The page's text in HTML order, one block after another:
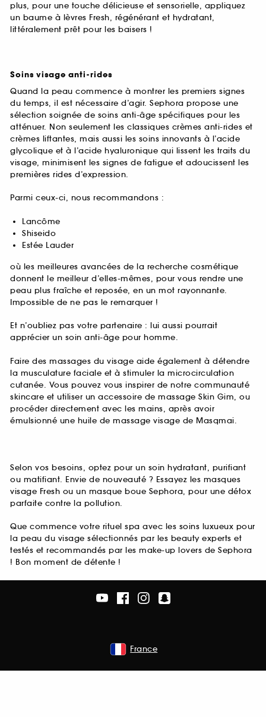
plus, pour une touche délicieuse et sensorielle, appliquez
un baume à lèvres Fresh, régénérant et hydratant,
littéralement prêt pour les baisers !
Soins visage anti-rides
Quand la peau commence à montrer les premiers signes
du temps, il est nécessaire d’agir. Sephora propose une
sélection soignée de soins anti-âge spécifiques pour les
atténuer. Non seulement les classiques crèmes anti-rides et
crèmes liftantes, mais aussi les soins innovants à l’acide
glycolique et à l’acide hyaluronique qui lissent les traits du
visage, minimisent les signes de fatigue et adoucissent les
premières rides d’expression.
Parmi ceux-ci, nous recommandons :
Lancôme
Shiseido
Estée Lauder
où les meilleures avancées de la recherche cosmétique
donnent le meilleur d’elles-mêmes, pour vous rendre une
peau plus fraîche et reposée, en un mot rayonnante.
Impossible de ne pas le remarquer !
Et n’oubliez pas votre partenaire : lui aussi pourrait
apprécier un soin anti-âge pour homme.
Faire des massages du visage aide également à détendre
la musculature faciale et à stimuler la microcirculation
cutanée. Vous pouvez vous inspirer de notre communauté
skincare et utiliser un accessoire de massage Skin Gim, ou
procéder directement avec les mains, après avoir
émulsionné une huile de massage visage de Masqmai.
Selon vos besoins, optez pour un soin hydratant, purifiant
ou matifiant. Envie de nouveauté ? Essayez les masques
visage Fresh ou un masque boue Sephora, pour une détox
parfaite contre la pollution.
Que commence votre rituel spa avec les soins luxueux pour
la peau du visage sélectionnés par les beauty experts et
testés et recommandés par les make-up lovers de Sephora
! Bon moment de détente !
France